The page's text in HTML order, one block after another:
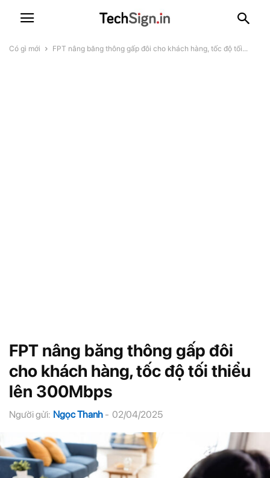
Có gì mới FPT nâng băng thông gấp đôi cho khách hàng, tốc độ tối...
FPT nâng băng thông gấp đôi
cho khách hàng, tốc độ tối thiểu
lên 300Mbps
Người gửi: Ngọc Thanh - 02/04/2025